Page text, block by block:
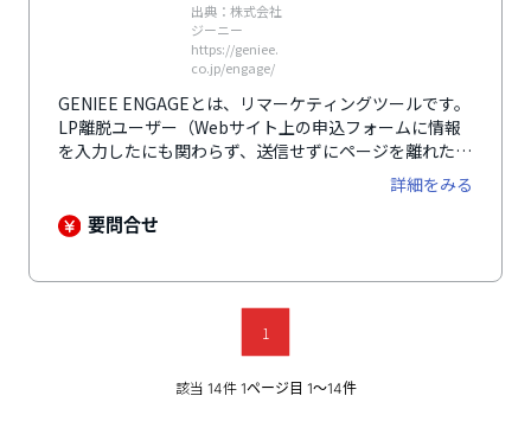
出典：株式会社
ジーニー
https://geniee.
co.jp/engage/
GENIEE ENGAGEとは、リマーケティングツールです。
LP離脱ユーザー（Webサイト上の申込フォームに情報
を入力したにも関わらず、送信せずにページを離れたユ
ーザー）をLINEに誘導し、シナリオ型の診断コンテン
ツやプッシュ配信を通じて潜在顧客との関係を築き、購
買意欲を高めます。さらに、ユーザーの回答内容に応じ
えながら新規顧客獲得数の増加とCPA（顧客獲得単価）
詳細をみる
要問合せ
1
該当 14件 1ページ目 1〜14件